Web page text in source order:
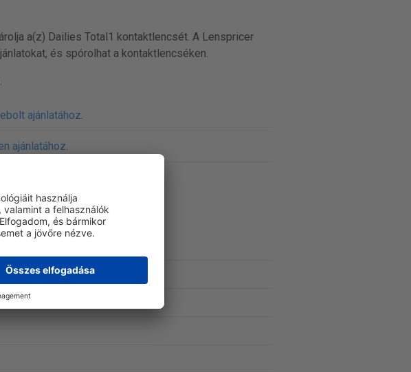
a(z) Dailies Total1 kontaktlencsét. A Lenspricer
és spórolhat a kontaktlencséken.
ajánlatához.
ajánlatához.